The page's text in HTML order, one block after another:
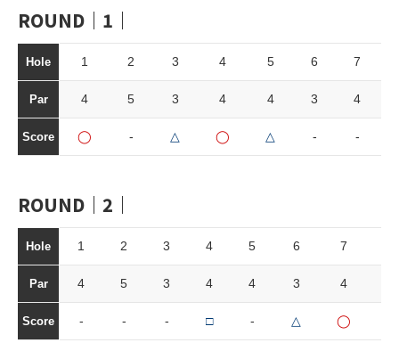
ROUND｜1｜
Hole 1 2 3 4 5 6 7
Par 4 5 3 4 4 3 4
Score ◯ - △ ◯ △ - -
ROUND｜2｜
Hole 1 2 3 4 5 6 7
Par 4 5 3 4 4 3 4
Score - - - □ - △ ◯